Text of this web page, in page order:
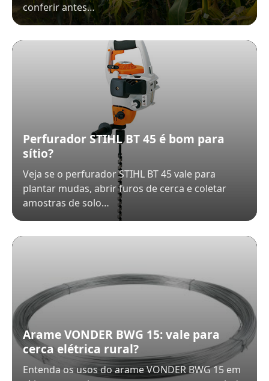
conferir antes…
Perfurador STIHL BT 45 é bom para
sítio?
Veja se o perfurador STIHL BT 45 vale para
plantar mudas, abrir furos de cerca e coletar
amostras de solo…
Arame VONDER BWG 15: vale para
cerca elétrica rural?
Entenda os usos do arame VONDER BWG 15 em